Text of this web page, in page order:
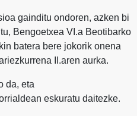
gainditu ondoren, azken bi
Bengoetxea VI.a Beotibarko
batera bere jokorik onena
II.aren aurka.
da, eta
eskuratu daitezke.